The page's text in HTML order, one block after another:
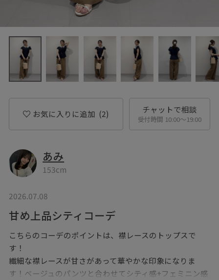
お気に入りに追加 (2) チャットで相談
受付時間 10:00〜19:00
あみ
153cm
2026.07.08
甘め上品シティコーデ
こちらのコーデのポイントは、襟レースのトップスで
す！
繊細な襟レースが甘さがあって華やかな印象になりま
す！ベージュのパンツと合わせてシティ感+フェミニン感